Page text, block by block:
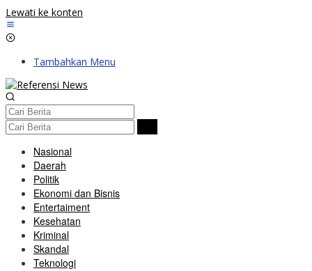
Lewati ke konten
Tambahkan Menu
Nasional
Daerah
Politik
Ekonomi dan Bisnis
Entertaiment
Kesehatan
Kriminal
Skandal
Teknologi